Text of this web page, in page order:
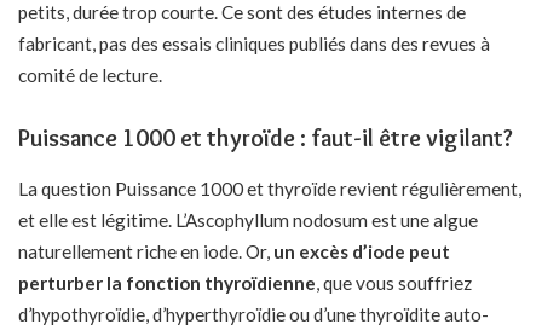
petits, durée trop courte. Ce sont des études internes de
fabricant, pas des essais cliniques publiés dans des revues à
comité de lecture.
Puissance 1000 et thyroïde : faut-il être vigilant?
La question Puissance 1000 et thyroïde revient régulièrement,
et elle est légitime. L’Ascophyllum nodosum est une algue
naturellement riche en iode. Or, un excès d’iode peut
perturber la fonction thyroïdienne, que vous souffriez
d’hypothyroïdie, d’hyperthyroïdie ou d’une thyroïdite auto-